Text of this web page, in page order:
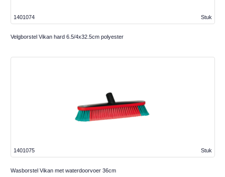
Stuk
1401074
Velgborstel Vikan hard 6.5/4x32.5cm polyester
Stuk
1401075
Wasborstel Vikan met waterdoorvoer 36cm